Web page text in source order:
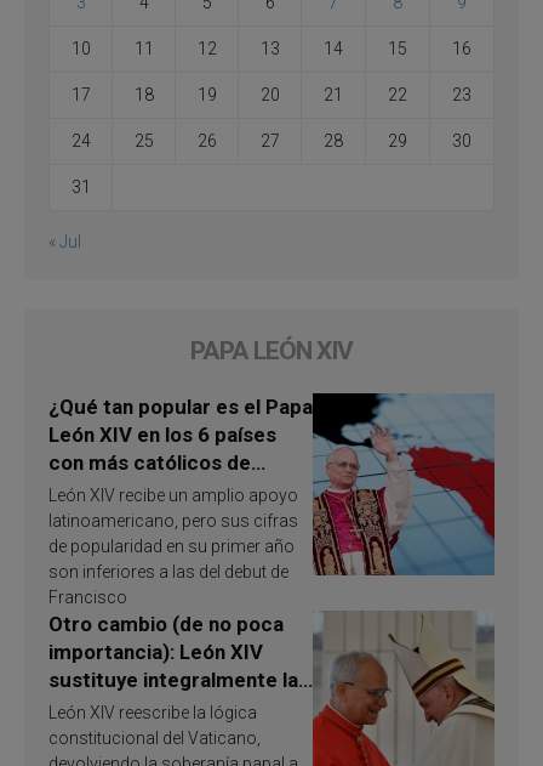
10 11 12 13 14 15 16
17 18 19 20 21 22 23
24 25 26 27 28 29 30
31
« Jul
PAPA LEÓN XIV
¿Qué tan popular es el Papa
León XIV en los 6 países
con más católicos de
América Latina en 2026?
Publican resultados de
investigación
León XIV recibe un amplio apoyo
latinoamericano, pero sus cifras
de popularidad en su primer año
son inferiores a las del debut de
Francisco
Otro cambio (de no poca
importancia): León XIV
sustituye integralmente la
ley vaticana de Papa
Francisco
León XIV reescribe la lógica
constitucional del Vaticano,